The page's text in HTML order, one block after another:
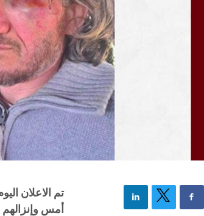
تم الاعلان
أمس وإنزالهم